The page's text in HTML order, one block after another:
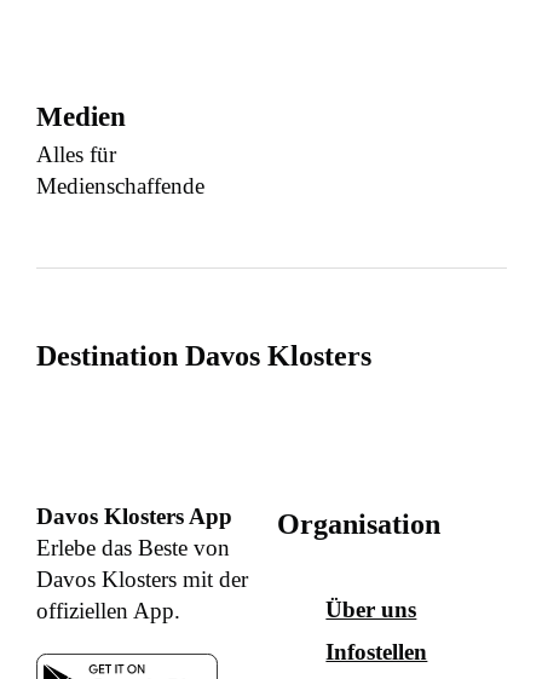
Medien
Alles für
Medienschaffende
Destination Davos Klosters
Davos Klosters App
Erlebe das Beste von
Davos Klosters mit der
offiziellen App.
Organisation
Über uns
Infostellen